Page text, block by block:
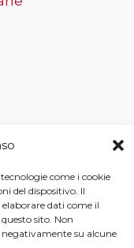
come i cookie
del dispositivo. Il
dati come il
sito. Non
su alcune
- Tutti i diritti sono